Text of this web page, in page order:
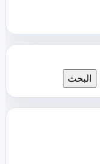
البحث